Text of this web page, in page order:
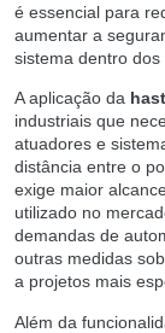
é essencial para
aumentar a
sistema dentro dos
A aplicação da
industriais que
atuadores e
distância entre o
exige maior
utilizado no
demandas de
outras medidas
a projetos mais
Além da